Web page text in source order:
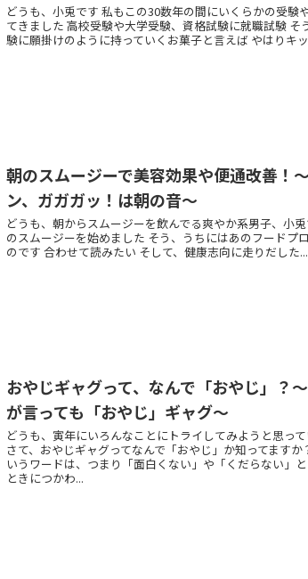
どうも、小兎です 私もこの30数年の間にいくらかの受験
てきました 高校受験や大学受験、資格試験に就職試験 そ
験に願掛けのように持っていくお菓子と言えば やはりキ
朝のスムージーで美容効果や便通改善！
ン、ガガガッ！は朝の音〜
どうも、朝からスムージーを飲んでる爽やか系男子、小
のスムージーを始めました そう、うちにはあのフードプ
のです 合わせて読みたい そして、健康志向に走りだした...
おやじギャグって、なんで「おやじ」？
が言っても「おやじ」ギャグ〜
どうも、寅年にいろんなことにトライしてみようと思っ
さて、おやじギャグってなんで「おやじ」か知ってますか
いうワードは、つまり「面白くない」や「くだらない」
ときにつかわ...